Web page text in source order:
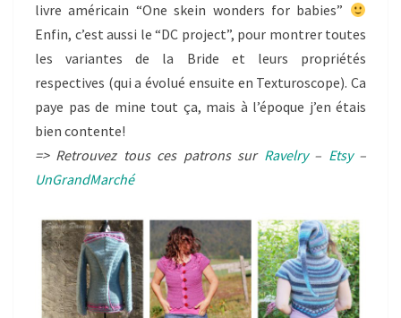
livre américain “One skein wonders for babies”
Enfin, c’est aussi le “DC project”, pour montrer toutes
les variantes de la Bride et leurs propriétés
respectives (qui a évolué ensuite en Texturoscope). Ca
paye pas de mine tout ça, mais à l’époque j’en étais
bien contente!
=> Retrouvez tous ces patrons sur Ravelry– Etsy–
UnGrandMarché